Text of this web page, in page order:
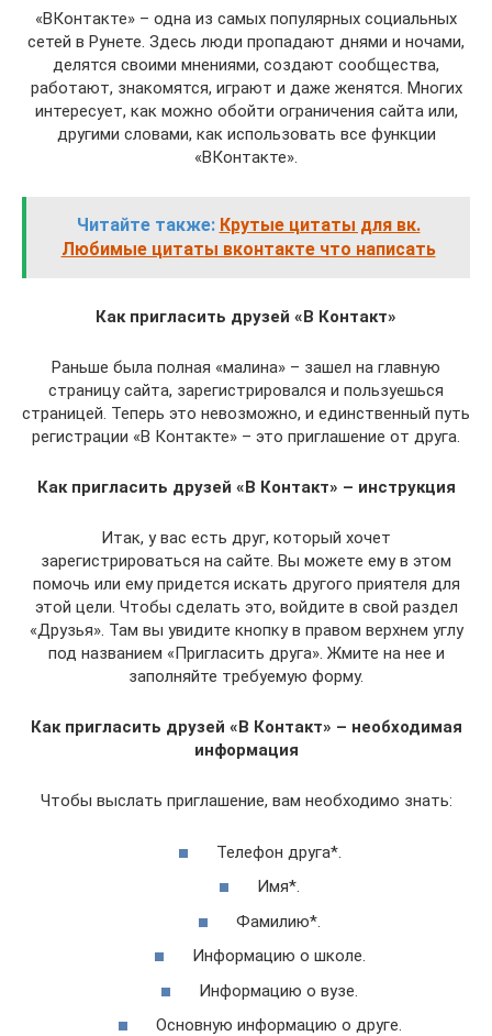
«ВКонтакте» – одна из самых популярных социальных
сетей в Рунете. Здесь люди пропадают днями и ночами,
делятся своими мнениями, создают сообщества,
работают, знакомятся, играют и даже женятся. Многих
интересует, как можно обойти ограничения сайта или,
другими словами, как использовать все функции
«ВКонтакте».
Читайте также: Крутые цитаты для вк.
Любимые цитаты вконтакте что написать
Как пригласить друзей «В Контакт»
Раньше была полная «малина» – зашел на главную
страницу сайта, зарегистрировался и пользуешься
страницей. Теперь это невозможно, и единственный путь
регистрации «В Контакте» – это приглашение от друга.
Как пригласить друзей «В Контакт» – инструкция
Итак, у вас есть друг, который хочет
зарегистрироваться на сайте. Вы можете ему в этом
помочь или ему придется искать другого приятеля для
этой цели. Чтобы сделать это, войдите в свой раздел
«Друзья». Там вы увидите кнопку в правом верхнем углу
под названием «Пригласить друга». Жмите на нее и
заполняйте требуемую форму.
Как пригласить друзей «В Контакт» – необходимая
информация
Чтобы выслать приглашение, вам необходимо знать:
Телефон друга*.
Имя*.
Фамилию*.
Информацию о школе.
Информацию о вузе.
Основную информацию о друге.